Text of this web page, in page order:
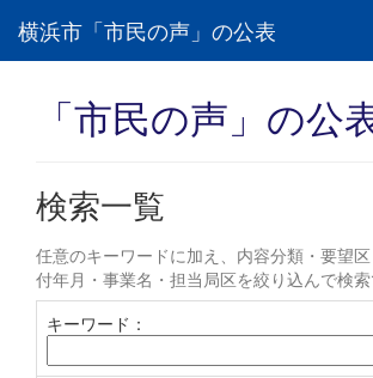
横浜市「市民の声」の公表
「市民の声」の公
検索一覧
任意のキーワードに加え、内容分類・要望
付年月・事業名・担当局区を絞り込んで検索
キーワード：